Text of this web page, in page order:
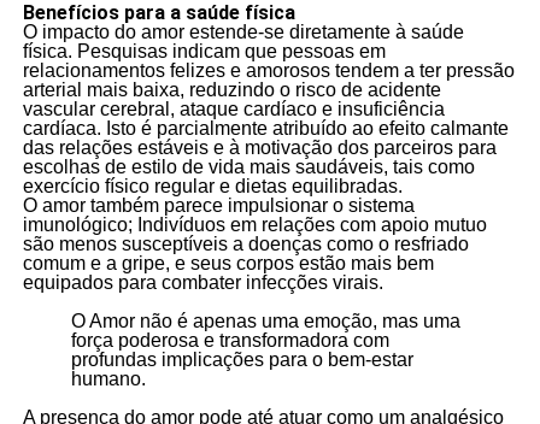
Benefícios para a saúde física
O impacto do amor estende-se diretamente à saúde
física. Pesquisas indicam que pessoas em
relacionamentos felizes e amorosos tendem a ter pressão
arterial mais baixa, reduzindo o risco de acidente
vascular cerebral, ataque cardíaco e insuficiência
cardíaca. Isto é parcialmente atribuído ao efeito calmante
das relações estáveis e à motivação dos parceiros para
escolhas de estilo de vida mais saudáveis, tais como
exercício físico regular e dietas equilibradas.
O amor também parece impulsionar o sistema
imunológico; Indivíduos em relações com apoio mutuo
são menos susceptíveis a doenças como o resfriado
comum e a gripe, e seus corpos estão mais bem
equipados para combater infecções virais.
O Amor não é apenas uma emoção, mas uma
força poderosa e transformadora com
profundas implicações para o bem-estar
humano.
A presença do amor pode até atuar como um analgésico